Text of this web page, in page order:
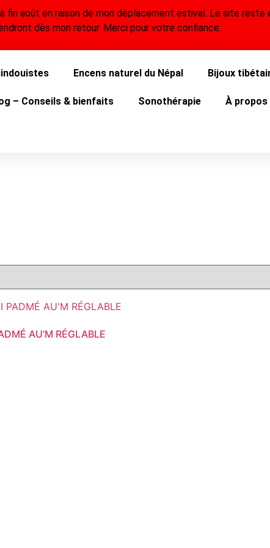
fin août en raison de mon déplacement estival. Le site
dès mon retour. Merci pour votre confiance.
Encens naturel du Népal Bijoux
– Conseils & bienfaits Sonothérapie À
AU’M RÉGLABLE